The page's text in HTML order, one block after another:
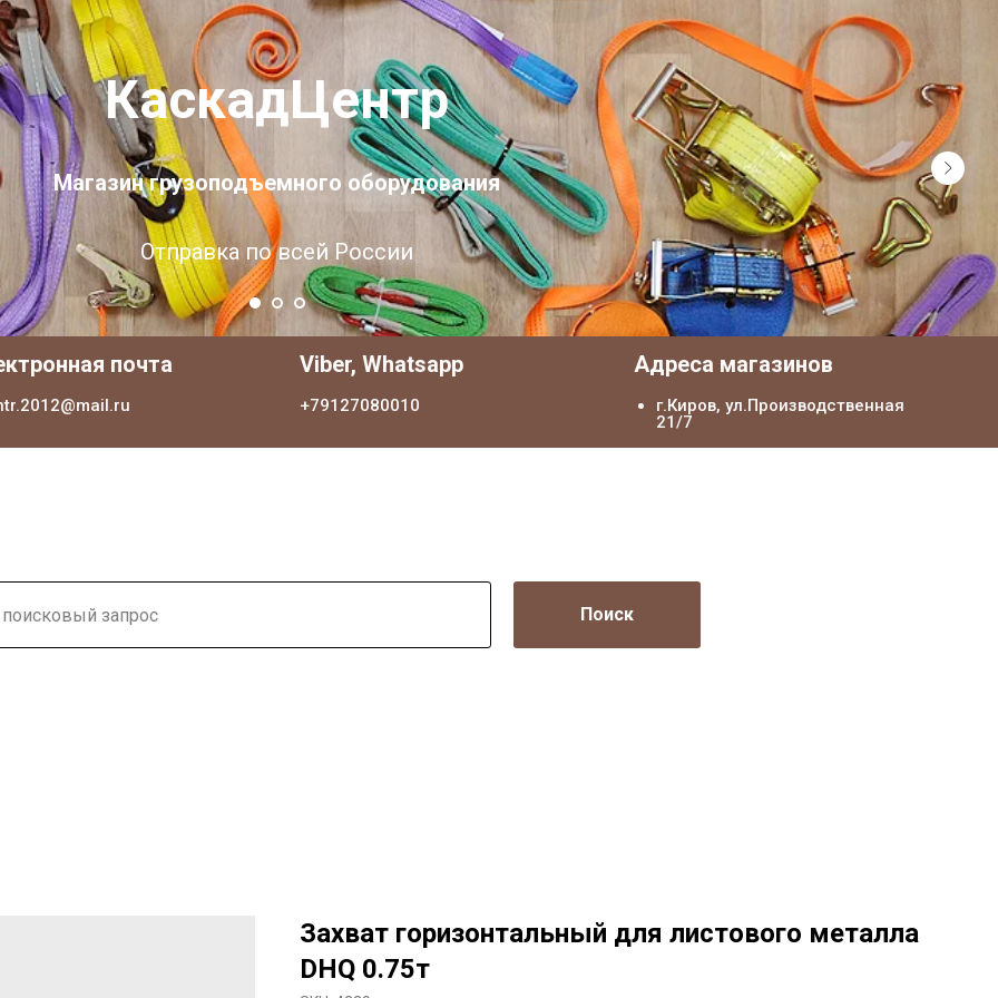
КаскадЦентр
Магазин грузоподъемного оборудования
Отправка по всей России
почта Viber, Whatsapp
+79127080010
Адреса магазинов
г.Киров, ул.Производственная
21/7
Поиск
Захват горизонтальный для листового металла
DHQ 0.75т